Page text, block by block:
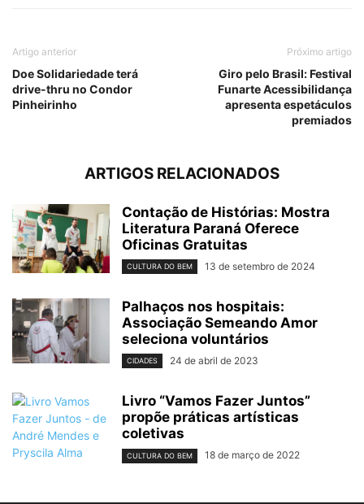
Artigo anterior
Doe Solidariedade terá
drive-thru no Condor
Pinheirinho
Próximo artigo
Giro pelo Brasil: Festival
Funarte Acessibilidança
apresenta espetáculos
premiados
ARTIGOS RELACIONADOS
Contação de Histórias: Mostra
Literatura Paraná Oferece
Oficinas Gratuitas
CULTURA DO BEM 13 de setembro de 2024
Palhaços nos hospitais:
Associação Semeando Amor
seleciona voluntários
CIDADES 24 de abril de 2023
Livro “Vamos Fazer Juntos”
propõe práticas artísticas
coletivas
CULTURA DO BEM 18 de março de 2022